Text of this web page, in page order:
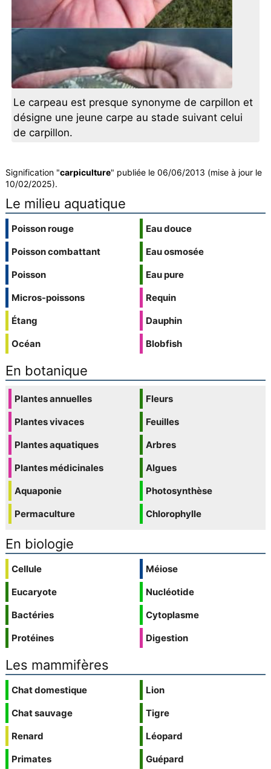
Le carpeau est presque synonyme de carpillon et
désigne une jeune carpe au stade suivant celui
de carpillon.
Signification "carpiculture" publiée le 06/06/2013 (mise à jour le
10/02/2025).
Le milieu aquatique
Poisson rouge
Poisson combattant
Poisson
Micros-poissons
Étang
Océan
Eau douce
Eau osmosée
Eau pure
Requin
Dauphin
Blobfish
En botanique
Plantes annuelles
Plantes vivaces
Plantes aquatiques
Plantes médicinales
Aquaponie
Permaculture
Fleurs
Feuilles
Arbres
Algues
Photosynthèse
Chlorophylle
En biologie
Cellule
Eucaryote
Bactéries
Protéines
Méiose
Nucléotide
Cytoplasme
Digestion
Les mammifères
Chat domestique
Chat sauvage
Renard
Primates
Lion
Tigre
Léopard
Guépard